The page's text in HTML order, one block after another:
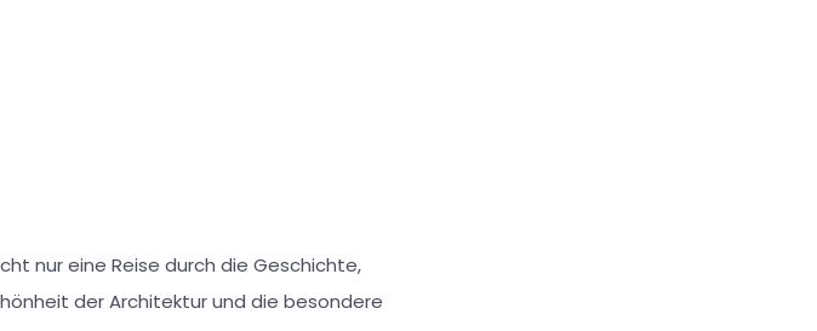
nur eine Reise durch die Geschichte,
der Architektur und die besondere